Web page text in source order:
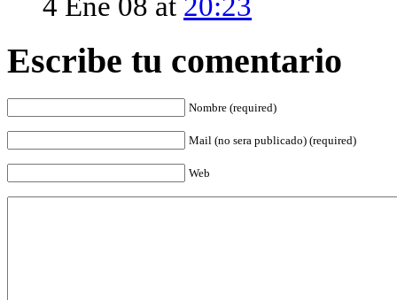
Escribe tu comentario
Nombre (required)
Mail (no sera publicado) (required)
Web